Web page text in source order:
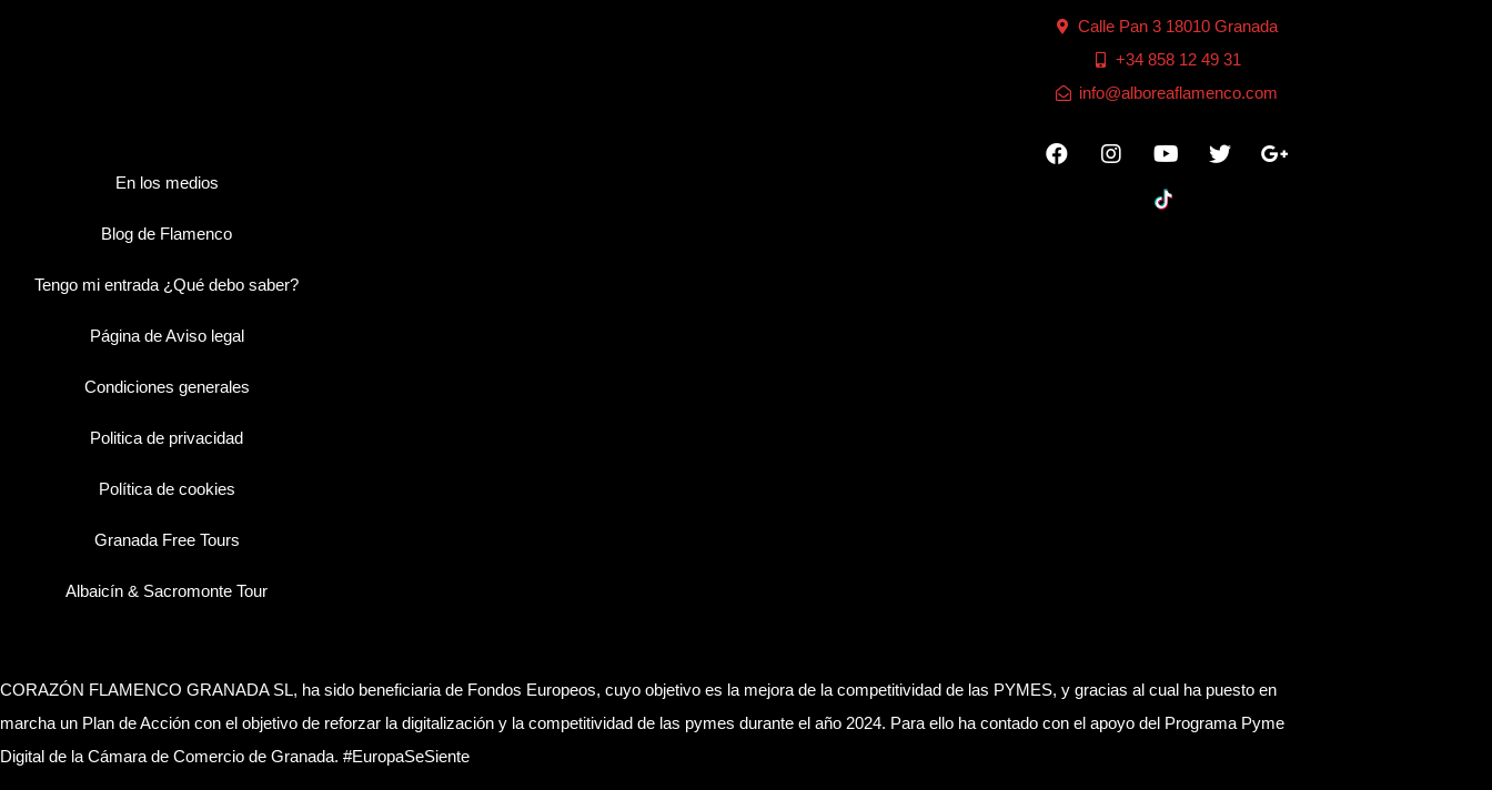
En los medios
Blog de Flamenco
Tengo mi entrada ¿Qué debo saber?
Página de Aviso legal
Condiciones generales
Politica de privacidad
Política de cookies
Granada Free Tours
Albaicín & Sacromonte Tour
Calle Pan 3 18010 Granada
+34 858 12 49 31
info@alboreaflamenco.com
CORAZÓN FLAMENCO GRANADA SL, ha sido beneficiaria de Fondos Europeos, cuyo objetivo es la mejora de la competitividad de las PYMES, y gracias al cual ha puesto en
marcha un Plan de Acción con el objetivo de reforzar la digitalización y la competitividad de las pymes durante el año 2024. Para ello ha contado con el apoyo del Programa Pyme
Digital de la Cámara de Comercio de Granada. #EuropaSeSiente